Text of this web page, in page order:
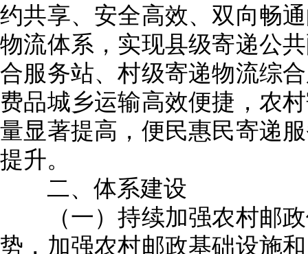
约共享、安全高效、双向畅
物流体系，实现县级寄递公
合服务站、村级寄递物流综
费品城乡运输高效便捷，农
量显著提高，便民惠民寄递
提升。
二、体系建设
（一）持续加强农村邮政
势，加强农村邮政基础设施